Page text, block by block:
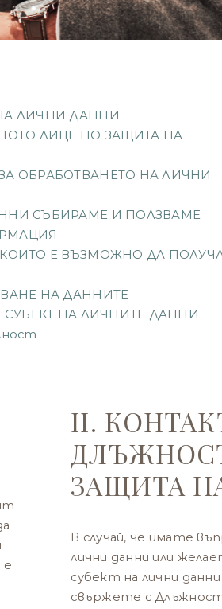
ЛИЧНИ ДАННИ
ЛИЦЕ ПО ЗАЩИТА НА
ОБРАБОТВАНЕТО НА ЛИЧНИ
СЪБИРАМЕ И ПОЛЗВАМЕ
Е ВЪЗМОЖНО ДА
НА ДАННИТЕ
СУБЕКТ НА ЛИЧНИТЕ ДАННИ
II.
ЗАЩИТА
В случай, че имате
лични данни или
субект на лични
свържете с